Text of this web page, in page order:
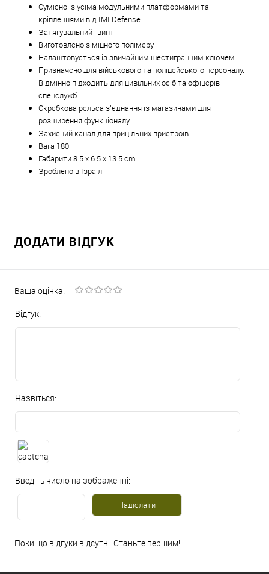
Сумісно із усіма модульними платформами та
кріпленнями від IMI Defense
Затягувальний гвинт
Виготовлено з міцного полімеру
Налаштовується із звичайним шестигранним ключем
Призначено для військового та поліцейського персоналу.
Відмінно підходить для цивільних осіб та офіцерів
спецслужб
Скребкова рельса з'єднання із магазинами для
розширення функціоналу
Захисний канал для прицільних пристроїв
Вага 180г
Габарити 8.5 x 6.5 x 13.5 cm
Зроблено в Ізраїлі
ДОДАТИ ВІДГУК
Ваша оцінка:
Відгук:
Назвіться:
Введіть число на зображенні:
Поки що відгуки відсутні. Станьте першим!